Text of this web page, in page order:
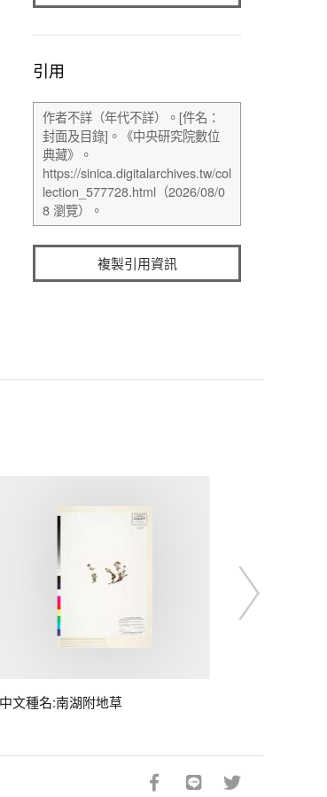
引用
複製引用資訊
中文種名:南湖附地草